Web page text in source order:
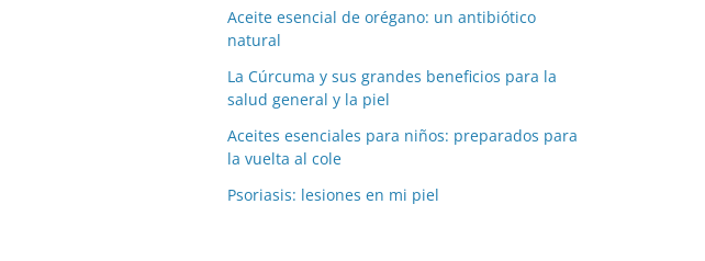
Aceite esencial de orégano: un antibiótico
natural
La Cúrcuma y sus grandes beneficios para la
salud general y la piel
Aceites esenciales para niños: preparados para
la vuelta al cole
Psoriasis: lesiones en mi piel